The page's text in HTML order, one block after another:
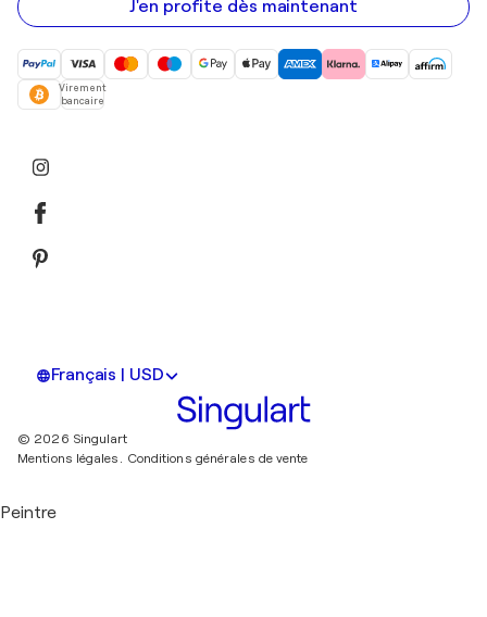
mail
J'en profite dès maintenant
Virement
bancaire
Français | USD
© 2026 Singulart
Mentions légales. Conditions générales de vente
Peintre